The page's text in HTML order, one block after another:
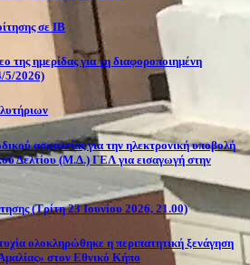
σε ΙΒ
της ημερίδας για τη διαφοροποιημένη
5/2026)
ασφαλείας για την ηλεκτρονική υποβολή
Δελτίου (Μ.Δ.) ΓΕΛ για εισαγωγή στην
(Τρίτη 23 Ιουνίου 2026, 21.00)
ολοκληρώθηκε η περιπατητική ξενάγηση
στον Εθνικό Κήπο